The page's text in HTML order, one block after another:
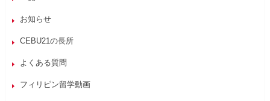
お知らせ
CEBU21の長所
よくある質問
フィリピン留学動画